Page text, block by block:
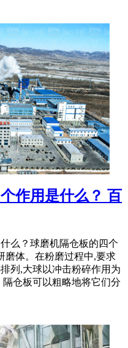
作用是什么？ 百
么？球磨机隔仓板的四个
磨体。在粉磨过程中,要求
列,大球以冲击粉碎作用为
仓板可以粗略地将它们分